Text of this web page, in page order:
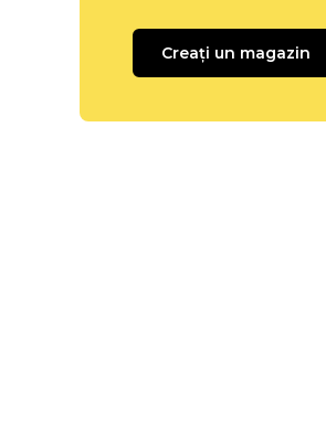
Creați un magazin